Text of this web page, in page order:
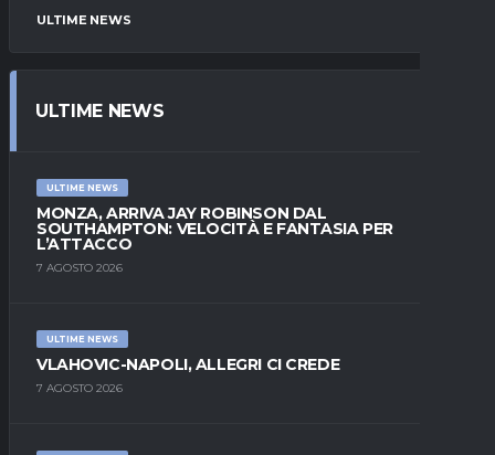
ULTIME NEWS
ULTIME NEWS
ULTIME NEWS
MONZA, ARRIVA JAY ROBINSON DAL
SOUTHAMPTON: VELOCITÀ E FANTASIA PER
L’ATTACCO
7 AGOSTO 2026
ULTIME NEWS
VLAHOVIC-NAPOLI, ALLEGRI CI CREDE
7 AGOSTO 2026